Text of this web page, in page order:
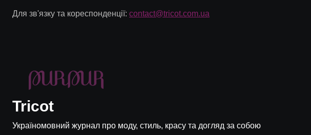
Для зв'язку та кореспонденції: contact@tricot.com.ua
Tricot
Україномовний журнал про моду, стиль, красу та догляд за собою